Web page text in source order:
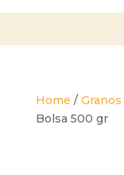
Home / Granos
Bolsa 500 gr